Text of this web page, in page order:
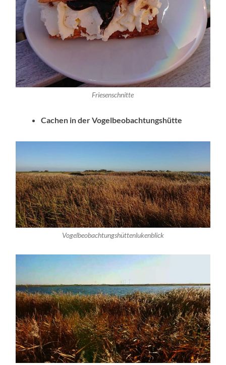
Friesenschnitte
Cachen in der Vogelbeobachtungshütte
Vogelbeobachtungshüttenlukenblick